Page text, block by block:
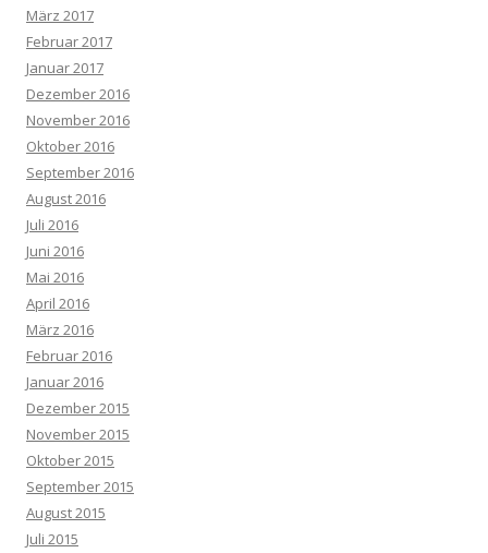
März 2017
Februar 2017
Januar 2017
Dezember 2016
November 2016
Oktober 2016
September 2016
August 2016
Juli 2016
Juni 2016
Mai 2016
April 2016
März 2016
Februar 2016
Januar 2016
Dezember 2015
November 2015
Oktober 2015
September 2015
August 2015
Juli 2015